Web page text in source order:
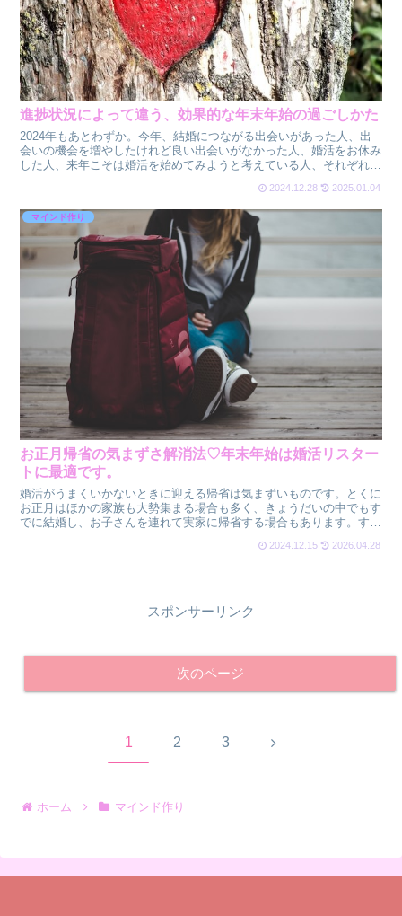
進捗状況によって違う、効果的な年末年始の過ごしかた
2024年もあとわずか。今年、結婚につながる出会いがあった人、出
会いの機会を増やしたけれど良い出会いがなかった人、婚活をお休み
した人、来年こそは婚活を始めてみようと考えている人、それぞれの
2024.12.28 2025.01.04
マインド作り
お正月帰省の気まずさ解消法♡年末年始は婚活リスター
トに最適です。
婚活がうまくいかないときに迎える帰省は気まずいものです。とくに
お正月はほかの家族も大勢集まる場合も多く、きょうだいの中でもす
でに結婚し、お子さんを連れて実家に帰省する場合もあります。すで
2024.12.15 2026.04.28
スポンサーリンク
次のページ
1 2 3 次
ホーム マインド作り